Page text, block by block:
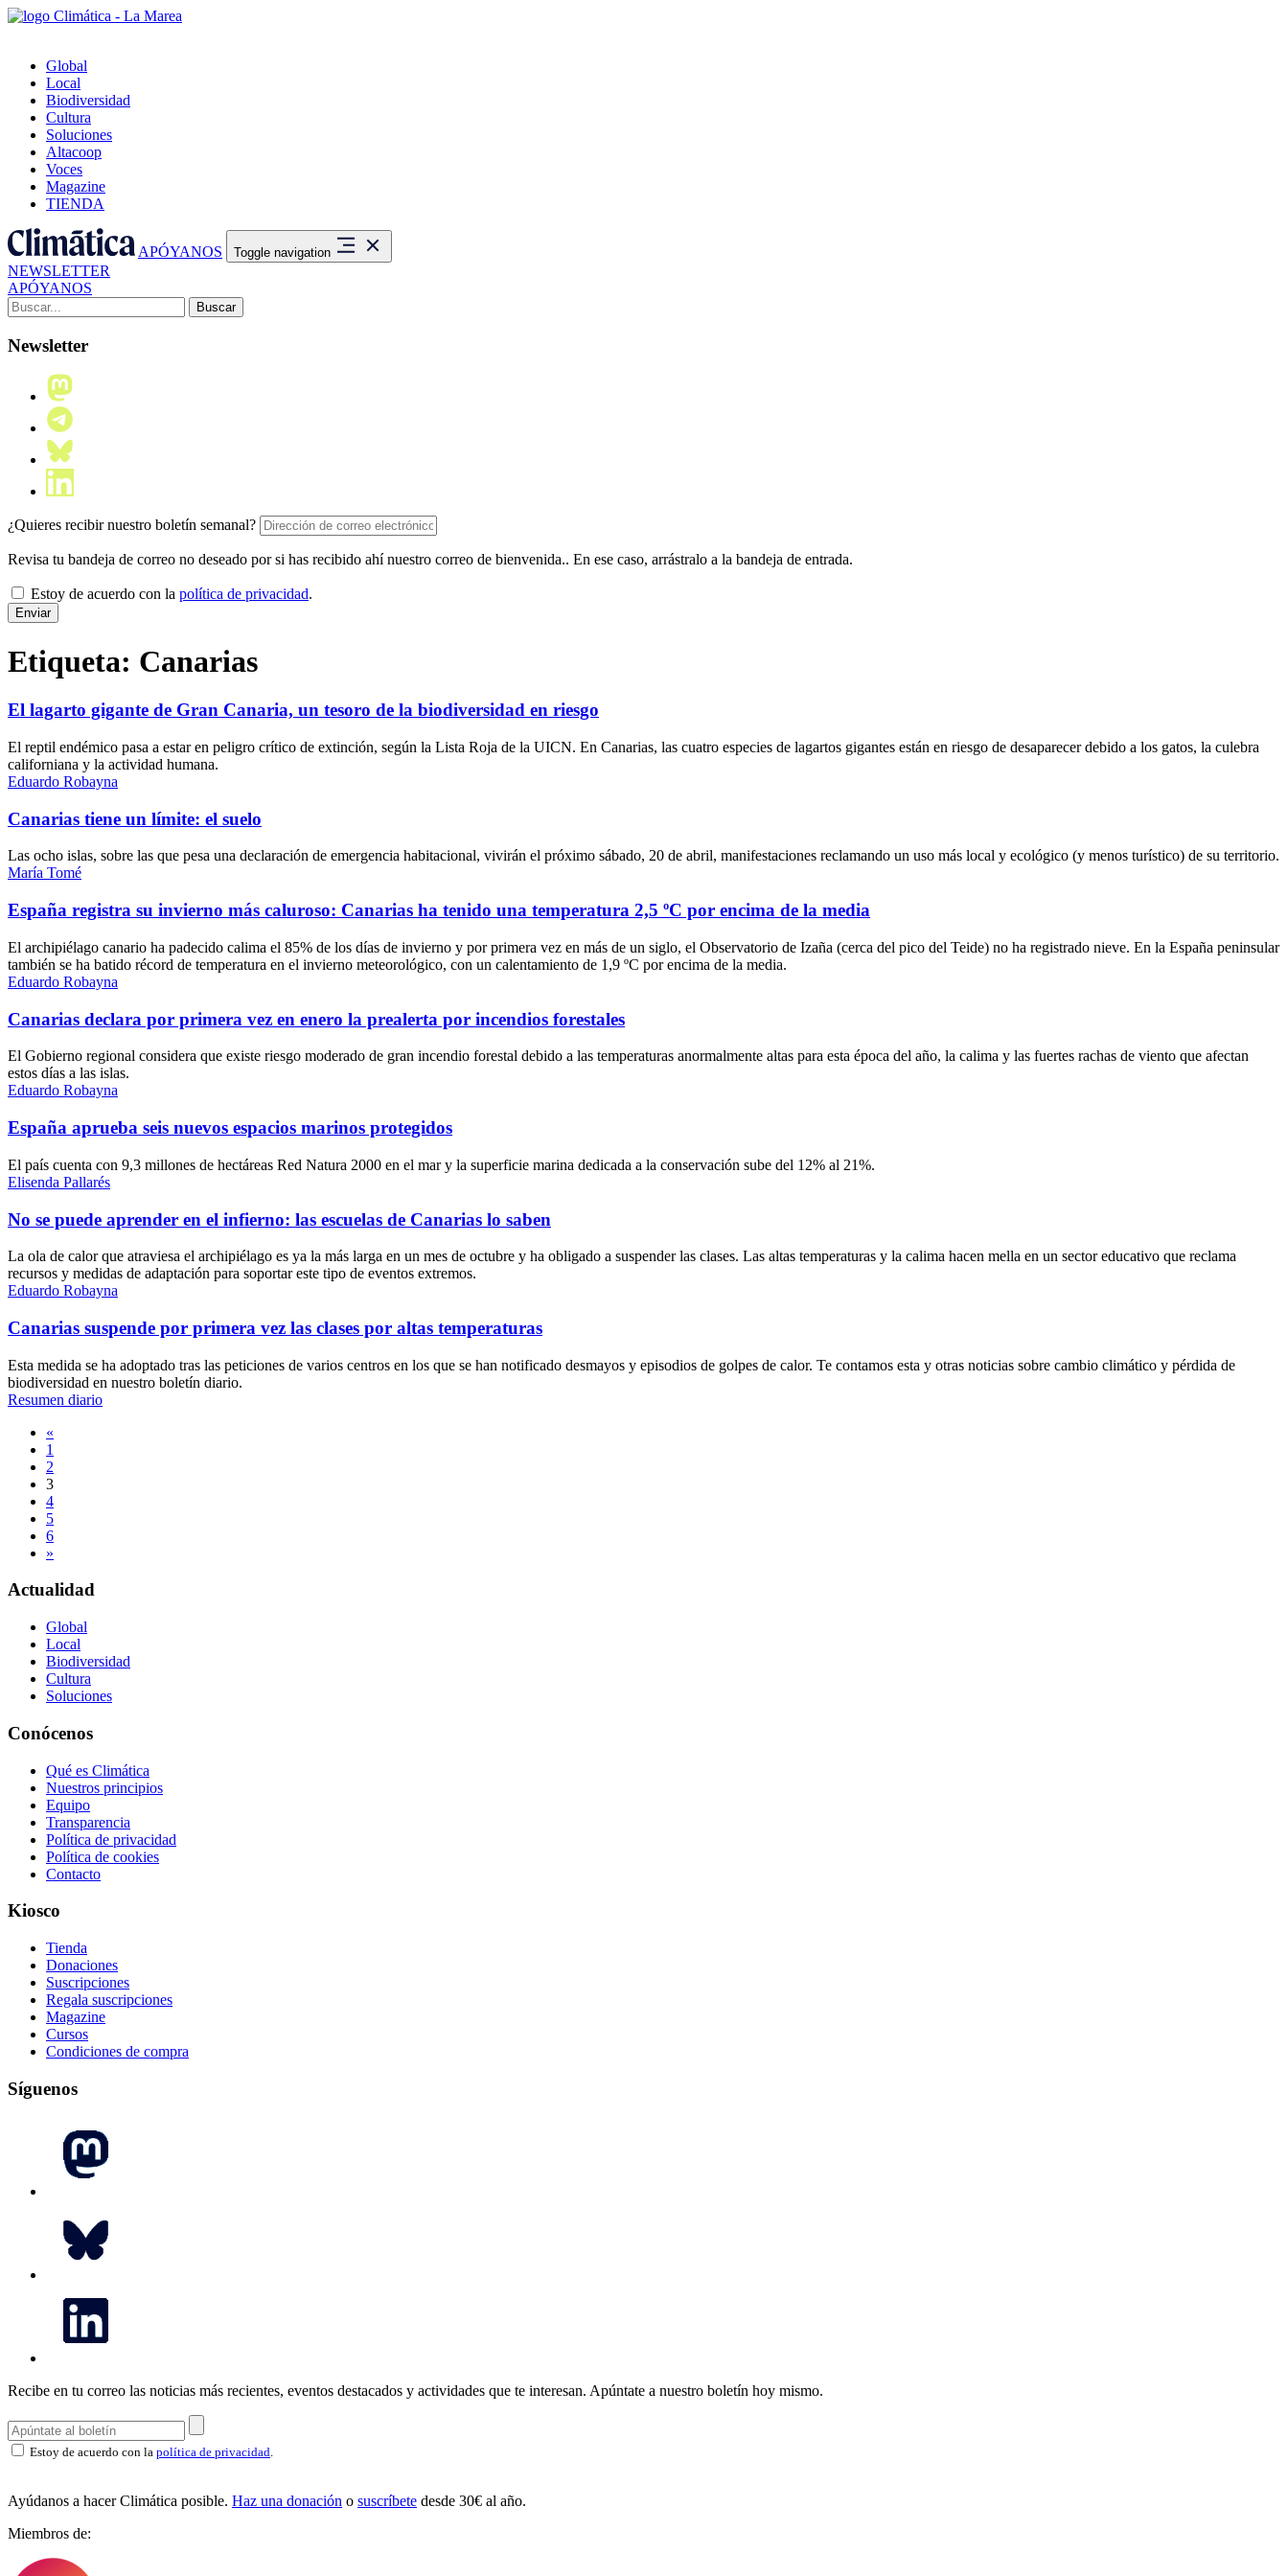
Global
Local
Biodiversidad
Cultura
Soluciones
Altacoop
Voces
Magazine
TIENDA
APÓYANOS Toggle navigation
NEWSLETTER
APÓYANOS
Buscar:
Newsletter
¿Quieres recibir nuestro boletín semanal?
Revisa tu bandeja de correo no deseado por si has recibido ahí nuestro correo de bienvenida.. En ese caso, arrástralo a la bandeja de entrada.
Estoy de acuerdo con la política de privacidad.
Etiqueta: Canarias
El lagarto gigante de Gran Canaria, un tesoro de la biodiversidad en riesgo
El reptil endémico pasa a estar en peligro crítico de extinción, según la Lista Roja de la UICN. En Canarias, las cuatro especies de lagartos gigantes están en riesgo de desaparecer debido a los gatos, la culebra
californiana y la actividad humana.
Eduardo Robayna
Canarias tiene un límite: el suelo
Las ocho islas, sobre las que pesa una declaración de emergencia habitacional, vivirán el próximo sábado, 20 de abril, manifestaciones reclamando un uso más local y ecológico (y menos turístico) de su territorio.
María Tomé
España registra su invierno más caluroso: Canarias ha tenido una temperatura 2,5 ºC por encima de la media
El archipiélago canario ha padecido calima el 85% de los días de invierno y por primera vez en más de un siglo, el Observatorio de Izaña (cerca del pico del Teide) no ha registrado nieve. En la España peninsular
también se ha batido récord de temperatura en el invierno meteorológico, con un calentamiento de 1,9 ºC por encima de la media.
Eduardo Robayna
Canarias declara por primera vez en enero la prealerta por incendios forestales
El Gobierno regional considera que existe riesgo moderado de gran incendio forestal debido a las temperaturas anormalmente altas para esta época del año, la calima y las fuertes rachas de viento que afectan
estos días a las islas.
Eduardo Robayna
España aprueba seis nuevos espacios marinos protegidos
El país cuenta con 9,3 millones de hectáreas Red Natura 2000 en el mar y la superficie marina dedicada a la conservación sube del 12% al 21%.
Elisenda Pallarés
No se puede aprender en el infierno: las escuelas de Canarias lo saben
La ola de calor que atraviesa el archipiélago es ya la más larga en un mes de octubre y ha obligado a suspender las clases. Las altas temperaturas y la calima hacen mella en un sector educativo que reclama
recursos y medidas de adaptación para soportar este tipo de eventos extremos.
Eduardo Robayna
Canarias suspende por primera vez las clases por altas temperaturas
Esta medida se ha adoptado tras las peticiones de varios centros en los que se han notificado desmayos y episodios de golpes de calor. Te contamos esta y otras noticias sobre cambio climático y pérdida de
biodiversidad en nuestro boletín diario.
Resumen diario
Navegación
entradas
«
1
2
3
4
5
6
»
Actualidad
Global
Local
Biodiversidad
Cultura
Soluciones
Conócenos
Qué es Climática
Nuestros principios
Equipo
Transparencia
Política de privacidad
Política de cookies
Contacto
Kiosco
Tienda
Donaciones
Suscripciones
Regala suscripciones
Magazine
Cursos
Condiciones de compra
Síguenos
Recibe en tu correo las noticias más recientes, eventos destacados y actividades que te interesan. Apúntate a nuestro boletín hoy mismo.
Estoy de acuerdo con la política de privacidad.
Ayúdanos a hacer Climática posible. Haz una donación o suscríbete desde 30€ al año.
Miembros de: